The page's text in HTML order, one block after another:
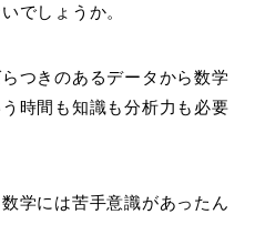
でしょうか。
つきのあるデータから数学
時間も知識も分析力も必要
学には苦手意識があったん